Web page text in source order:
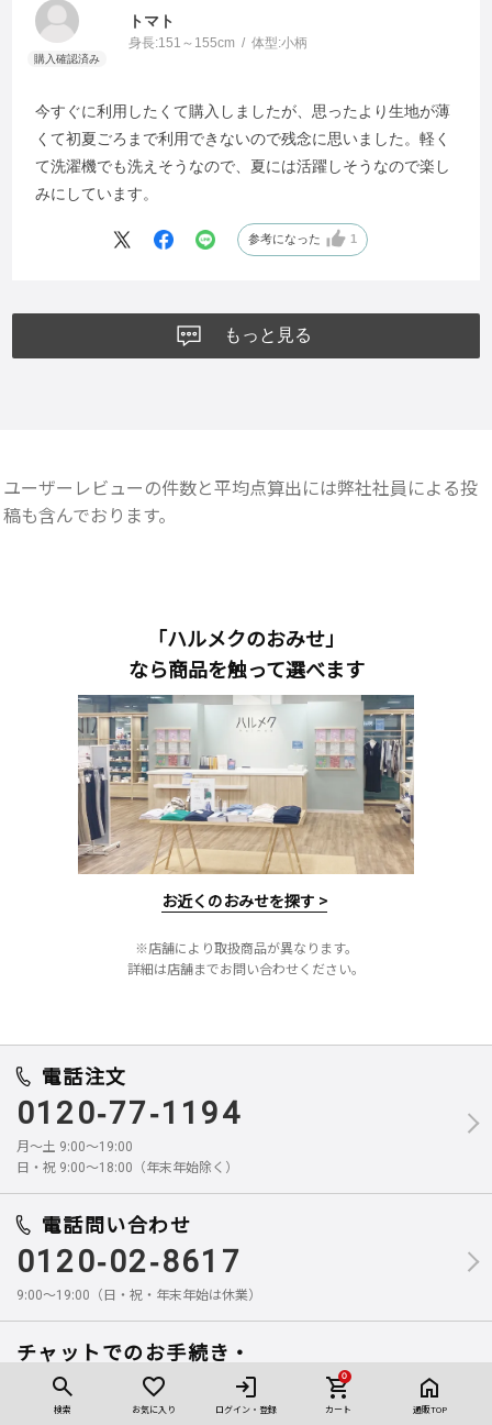
検索 お気に入り ログイン・登録
0
カート 通販TOP
トマト
身長:151～155cm 体型:小柄
今すぐに利用したくて購入しましたが、思ったより生地が薄
くて初夏ごろまで利用できないので残念に思いました。軽く
て洗濯機でも洗えそうなので、夏には活躍しそうなので楽し
みにしています。
参考になった 1
もっと見る
ユーザーレビューの件数と平均点算出には弊社社員による投
稿も含んでおります。
「ハルメクのおみせ」
なら商品を触って選べます
お近くのおみせを探す >
※店舗により取扱商品が異なります。
詳細は店舗までお問い合わせください。
電話注文
0120-77-1194
月～土 9:00～19:00
日・祝 9:00～18:00（年末年始除く）
電話問い合わせ
0120-02-8617
9:00～19:00（日・祝・年末年始は休業）
チャットでのお手続き・
お問い合せはこちら
※定期おトク便の解約・休止お手続き可能です